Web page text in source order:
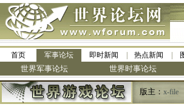
首页 军事论坛 即时新闻 热点新闻
世界军事论坛 世界时事论坛
版主： x-file